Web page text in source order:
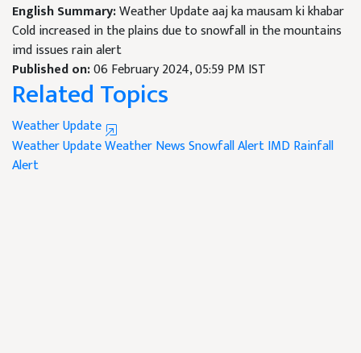
English Summary:Weather Update aaj ka mausam ki khabar
Cold increased in the plains due to snowfall in the mountains
imd issues rain alert
Published on:06 February 2024, 05:59 PM IST
Related Topics
Weather Update
Weather UpdateWeather NewsSnowfall AlertIMDRainfall
Alert